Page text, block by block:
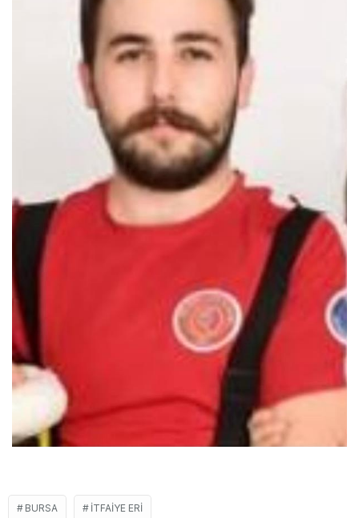
BURSA ITFAIYE ERI